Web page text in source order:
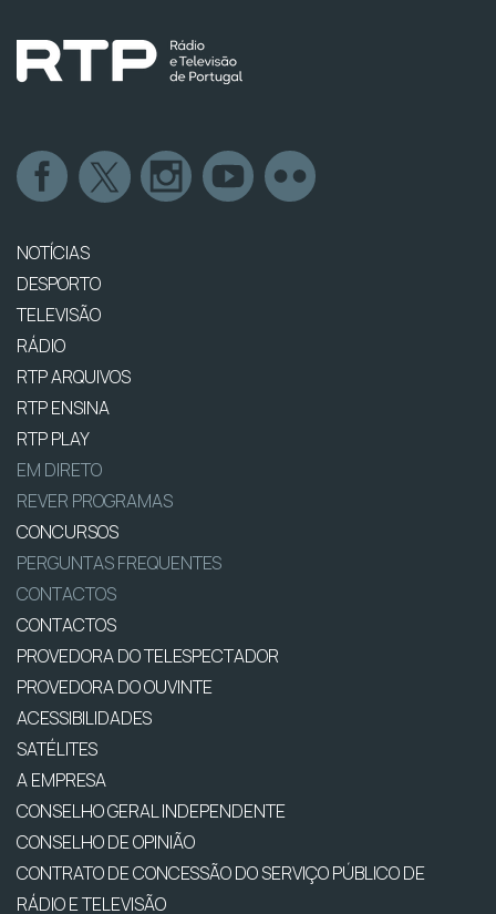
NOTÍCIAS
DESPORTO
TELEVISÃO
RÁDIO
RTP ARQUIVOS
RTP ENSINA
RTP PLAY
EM DIRETO
REVER PROGRAMAS
CONCURSOS
PERGUNTAS FREQUENTES
CONTACTOS
CONTACTOS
PROVEDORA DO TELESPECTADOR
PROVEDORA DO OUVINTE
ACESSIBILIDADES
SATÉLITES
A EMPRESA
CONSELHO GERAL INDEPENDENTE
CONSELHO DE OPINIÃO
CONTRATO DE CONCESSÃO DO SERVIÇO PÚBLICO DE
RÁDIO E TELEVISÃO